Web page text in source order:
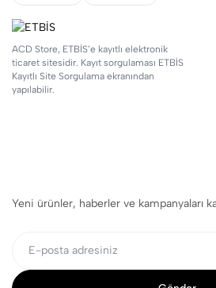
ACD Store, ETBİS’e kayıtlı elektronik
ticaret sitesidir. Kayıt sorgulaması ETBİS
Kayıtlı Site Sorgulama ekranından
yapılabilir.
Yeni ürünler, haberler ve kampanyaları